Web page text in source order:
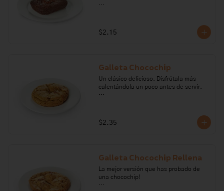
nueces, harina de trigo,  sal, vainilla,
azúcar, polvo para hornear, café.
$2.15
Galleta Chocochip
Un clásico delicioso. Disfrútala más
calentándola un poco antes de servir.
azúcar, huevo, panela, bicarbonato de
sodio y chocolate semiamargo.
$2.35
Galleta Chocochip Rellena
La mejor versión que has probado de
una chocochip!